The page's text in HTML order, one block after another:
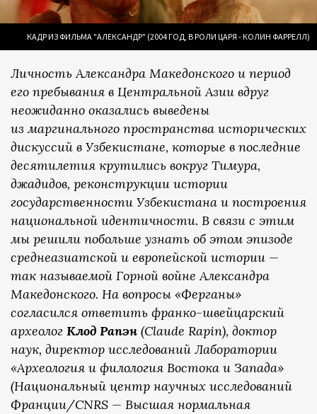
КАДР ИЗ ФИЛЬМА "АЛЕКСАНДР" (2004 ГОД, В РОЛИ ЦАРЯ - КОЛИН ФАРРЕЛЛ)
Личность Александра Македонского и период
его пребывания в Центральной Азии вдруг
неожиданно оказались выведены
из маргинального пространства исторических
дискуссий в Узбекистане, которые в последние
десятилетия крутились вокруг Тимура,
джадидов, реконструкции истории
государственности Узбекистана и построения
национальной идентичности. В связи с этим
мы решили побольше узнать об этом эпизоде
среднеазиатской и европейской истории —
так называемой Горной войне Александра
Македонского. На вопросы «Ферганы»
согласился ответить франко-швейцарский
археолог Клод Рапэн (Claude Rapin), доктор
наук, директор исследований Лаборатории
«Археология и филология Востока и Запада»
(Национальный центр научных исследований
Франции/CNRS — Высшая нормальная